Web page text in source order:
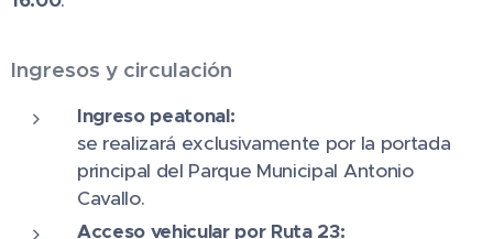
Ingresos y circulación
Ingreso peatonal:
se realizará exclusivamente por la portada
principal del Parque Municipal Antonio
Cavallo.
Acceso vehicular por Ruta 23: